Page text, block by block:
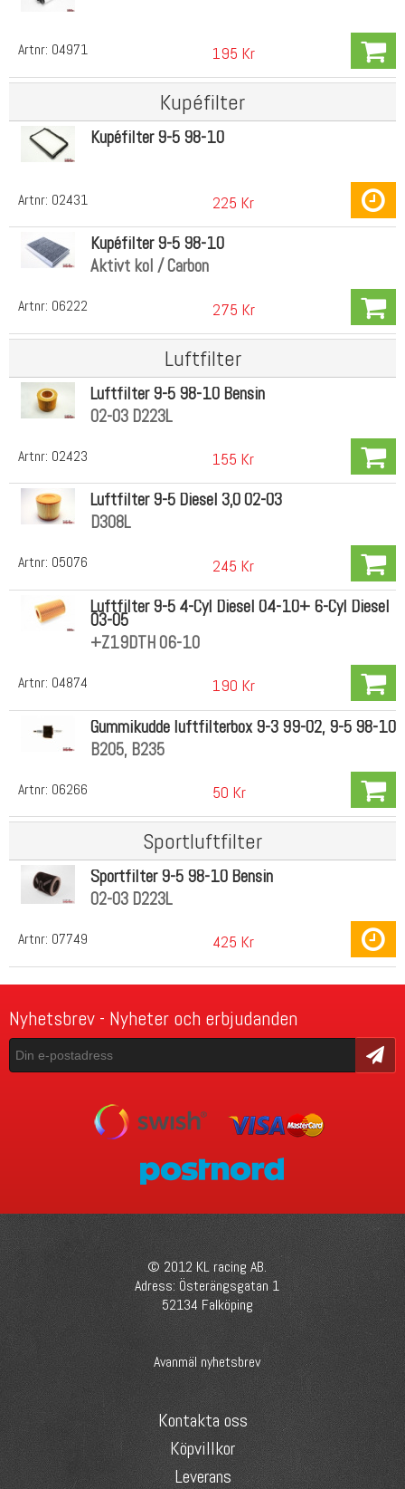
Artnr: 04971 195 Kr
Kupéfilter
Artnr: 02431
Kupéfilter 9-5 98-10
225 Kr
Artnr: 06222
Kupéfilter 9-5 98-10
Aktivt kol / Carbon
275 Kr
Luftfilter
Artnr: 02423
Luftfilter 9-5 98-10 Bensin
02-03 D223L
155 Kr
Artnr: 05076
Luftfilter 9-5 Diesel 3,0 02-03
D308L
245 Kr
Artnr: 04874
Luftfilter 9-5 4-Cyl Diesel 04-10+ 6-Cyl Diesel
03-05
+Z19DTH 06-10
190 Kr
Artnr: 06266
Gummikudde luftfilterbox 9-3 99-02, 9-5 98-10
B205, B235
50 Kr
Sportluftfilter
Artnr: 07749
Sportfilter 9-5 98-10 Bensin
02-03 D223L
425 Kr
Nyhetsbrev - Nyheter och erbjudanden
Skicka
© 2012 KL racing AB.
Adress: Österängsgatan 1
52134 Falköping
Avanmäl nyhetsbrev
Kontakta oss
Köpvillkor
Leverans